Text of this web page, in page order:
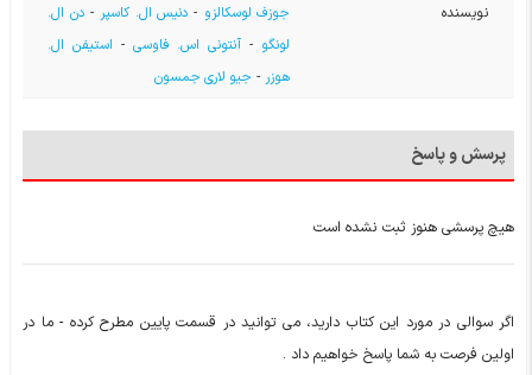
نویسنده
جوزف لوسکالزو - دنیس ال. کاسپر -دن ال.
لونگو -آنتونی اس. فاوسی- استیفن ال.
هوزر - جیو لاری جمسون
پرسش و پاسخ
هیچ پرسشی هنوز ثبت نشده است
اگر سوالی در مورد این کتاب دارید، می توانید در قسمت پایین مطرح کرده - ما در
اولین فرصت به شما پاسخ خواهیم داد .